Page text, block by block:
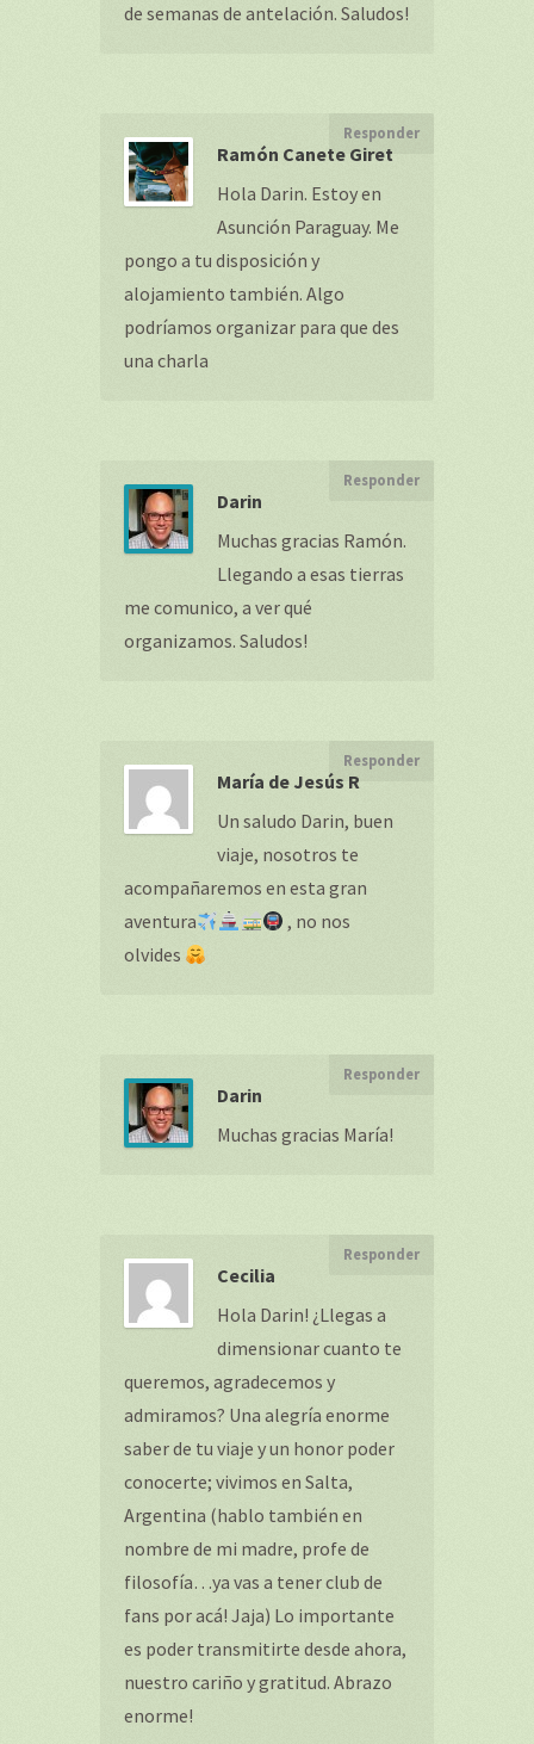
de semanas de antelación. Saludos!
Ramón Canete Giret
Responder
Hola Darin. Estoy en
Asunción Paraguay. Me
pongo a tu disposición y
alojamiento también. Algo
podríamos organizar para que des
una charla
Darin
Responder
Muchas gracias Ramón.
Llegando a esas tierras
me comunico, a ver qué
organizamos. Saludos!
María de Jesús R
Responder
Un saludo Darin, buen
viaje, nosotros te
acompañaremos en esta gran
aventura
, no nos
olvides
Darin
Responder
Muchas gracias María!
Cecilia
Responder
Hola Darin! ¿Llegas a
dimensionar cuanto te
queremos, agradecemos y
admiramos? Una alegría enorme
saber de tu viaje y un honor poder
conocerte; vivimos en Salta,
Argentina (hablo también en
nombre de mi madre, profe de
filosofía…ya vas a tener club de
fans por acá! Jaja) Lo importante
es poder transmitirte desde ahora,
nuestro cariño y gratitud. Abrazo
enorme!